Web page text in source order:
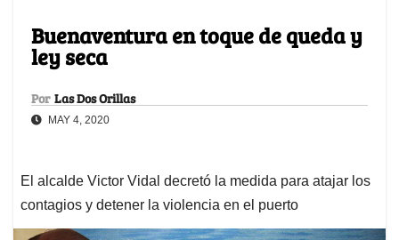
Buenaventura en toque de queda y
ley seca
Por Las Dos Orillas
MAY 4, 2020
El alcalde Victor Vidal decretó la medida para atajar los
contagios y detener la violencia en el puerto